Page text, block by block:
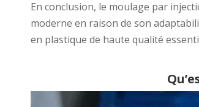
En conclusion, le moulage par
moderne en raison de son
en plastique de haute qualité